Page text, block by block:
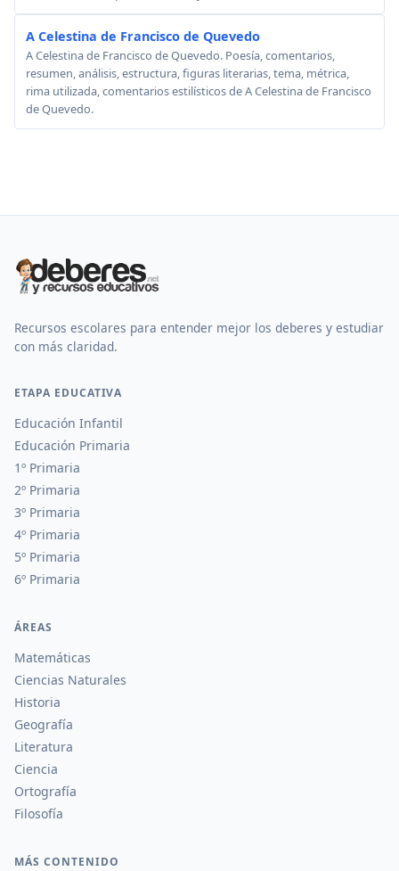
A Celestina de Francisco de Quevedo
A Celestina de Francisco de Quevedo. Poesía, comentarios,
resumen, análisis, estructura, figuras literarias, tema, métrica,
rima utilizada, comentarios estilísticos de A Celestina de Francisco
de Quevedo.
Recursos escolares para entender mejor los deberes y estudiar
con más claridad.
ETAPA EDUCATIVA
Educación Infantil
Educación Primaria
1º Primaria
2º Primaria
3º Primaria
4º Primaria
5º Primaria
6º Primaria
ÁREAS
Matemáticas
Ciencias Naturales
Historia
Geografía
Literatura
Ciencia
Ortografía
Filosofía
MÁS CONTENIDO